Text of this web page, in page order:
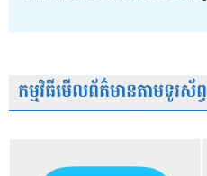
កម្មវិធីមើលព័ត៌មានតាមទូរស័ព្វ